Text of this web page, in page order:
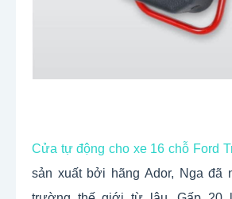
Cửa tự động cho xe 16 chỗ Ford
sản xuất bởi hãng Ador, Nga đã